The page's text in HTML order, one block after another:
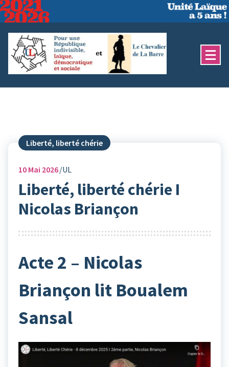
Aller
au
contenu
Liberté, liberté chérie
10 Mai 2026 UL
Liberté, liberté chérie I
Nicolas Briançon
Acte 2 – Nicolas
Briançon lit Boualem
Sansal